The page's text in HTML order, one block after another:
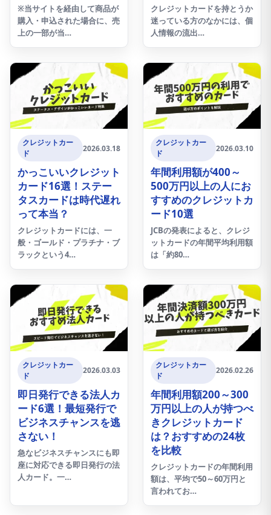
※当サイトを経由して商品が
購入・申込された場合に、売
上の一部が当…
クレジットカードを持とうか
迷っている方のなかには、個
人情報の流出…
クレジットカー
ド
2026.03.18
かっこいいクレジット
カード16選！ステー
タスカードは時代遅れ
って本当？
クレジットカードには、一
般・ゴールド・プラチナ・ブ
ラックという4…
クレジットカー
ド
2026.03.10
年間利用額が400～
500万円以上の人にお
すすめのクレジットカ
ード10選
JCBの発表によると、クレジ
ットカードの年間平均利用額
は「約80…
クレジットカー
ド
2026.03.03
即日発行できる法人カ
ード6選！最短発行で
ビジネスチャンスを逃
さない！
急なビジネスチャンスにも即
座に対応できる即日発行の法
人カード。一…
クレジットカー
ド
2026.02.26
年間利用額200～300
万円以上の人が持つべ
きクレジットカード
は？おすすめの24枚
を比較
クレジットカードの年間利用
額は、平均で50～60万円と
言われてお…